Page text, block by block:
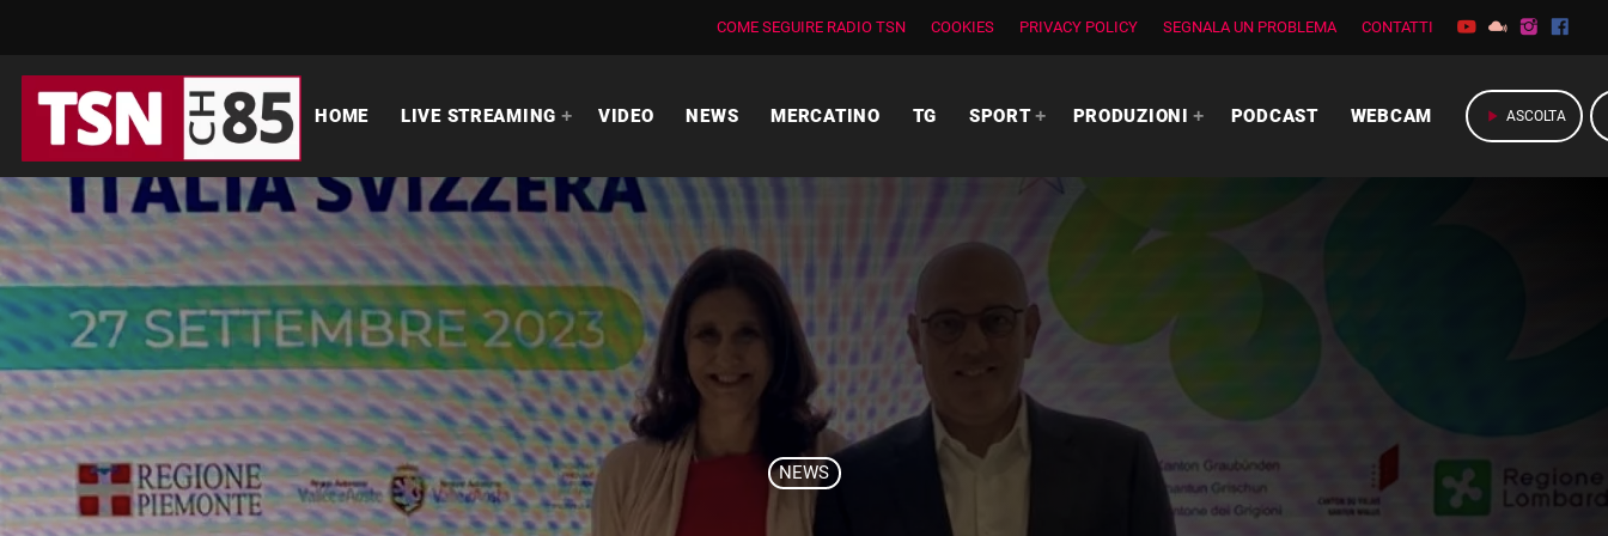
COME SEGUIRE RADIO TSN COOKIES PRIVACY POLICY SEGNALA UN PROBLEMA CONTATTI
HOME LIVE STREAMING VIDEO NEWS MERCATINO TG SPORT PRODUZIONI PODCAST WEBCAM play_arrow ASCOLTA
NEWS